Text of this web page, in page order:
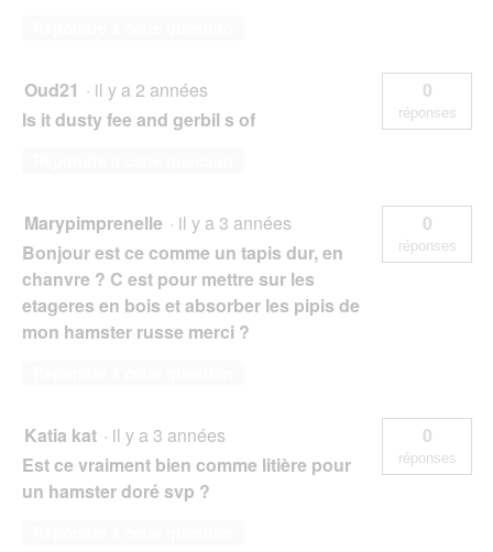
Oud21 · il y a 2 années
Is it dusty fee and gerbil s of
0
réponses
Marypimprenelle · il y a 3 années
Bonjour est ce comme un tapis dur, en
chanvre ? C est pour mettre sur les
etageres en bois et absorber les pipis de
mon hamster russe merci ?
0
réponses
Katia kat · il y a 3 années
Est ce vraiment bien comme litière pour
un hamster doré svp ?
0
réponses